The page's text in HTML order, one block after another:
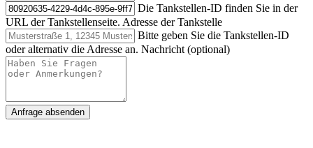
Die Tankstellen-ID finden Sie in der
URL der Tankstellenseite. Adresse der Tankstelle
Bitte geben Sie die Tankstellen-ID
oder alternativ die Adresse an. Nachricht (optional)
Anfrage absenden